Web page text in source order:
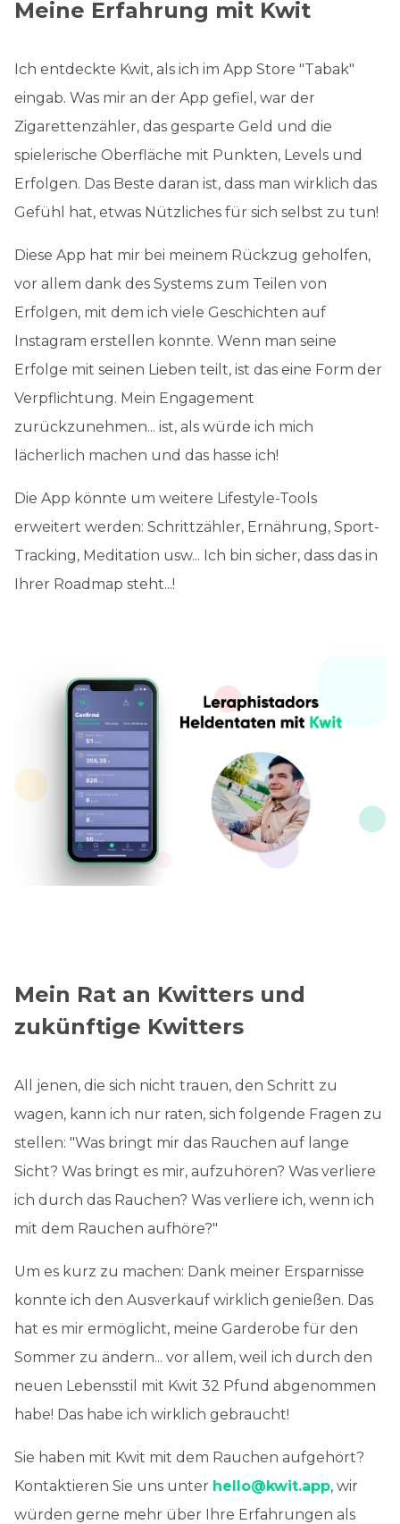
Meine Erfahrung mit Kwit
Ich entdeckte Kwit, als ich im App Store "Tabak"
eingab. Was mir an der App gefiel, war der
Zigarettenzähler, das gesparte Geld und die
spielerische Oberfläche mit Punkten, Levels und
Erfolgen. Das Beste daran ist, dass man wirklich das
Gefühl hat, etwas Nützliches für sich selbst zu tun!
Diese App hat mir bei meinem Rückzug geholfen,
vor allem dank des Systems zum Teilen von
Erfolgen, mit dem ich viele Geschichten auf
Instagram erstellen konnte. Wenn man seine
Erfolge mit seinen Lieben teilt, ist das eine Form der
Verpflichtung. Mein Engagement
zurückzunehmen... ist, als würde ich mich
lächerlich machen und das hasse ich!
Die App könnte um weitere Lifestyle-Tools
erweitert werden: Schrittzähler, Ernährung, Sport-
Tracking, Meditation usw... Ich bin sicher, dass das in
Ihrer Roadmap steht...!
Mein Rat an Kwitters und
zukünftige Kwitters
All jenen, die sich nicht trauen, den Schritt zu
wagen, kann ich nur raten, sich folgende Fragen zu
stellen: "Was bringt mir das Rauchen auf lange
Sicht? Was bringt es mir, aufzuhören? Was verliere
ich durch das Rauchen? Was verliere ich, wenn ich
mit dem Rauchen aufhöre?"
Um es kurz zu machen: Dank meiner Ersparnisse
konnte ich den Ausverkauf wirklich genießen. Das
hat es mir ermöglicht, meine Garderobe für den
Sommer zu ändern... vor allem, weil ich durch den
neuen Lebensstil mit Kwit 32 Pfund abgenommen
habe! Das habe ich wirklich gebraucht!
Sie haben mit Kwit mit dem Rauchen aufgehört?
Kontaktieren Sie uns unter hello@kwit.app, wir
würden gerne mehr über Ihre Erfahrungen als